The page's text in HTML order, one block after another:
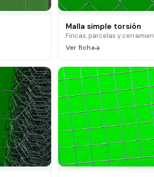
Malla simple torsión
Fincas, parcelas y
Ver ficha